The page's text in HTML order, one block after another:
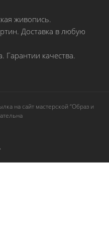
живопись.
Доставка в любую
Гарантии качества.
на сайт мастерской “Образ и